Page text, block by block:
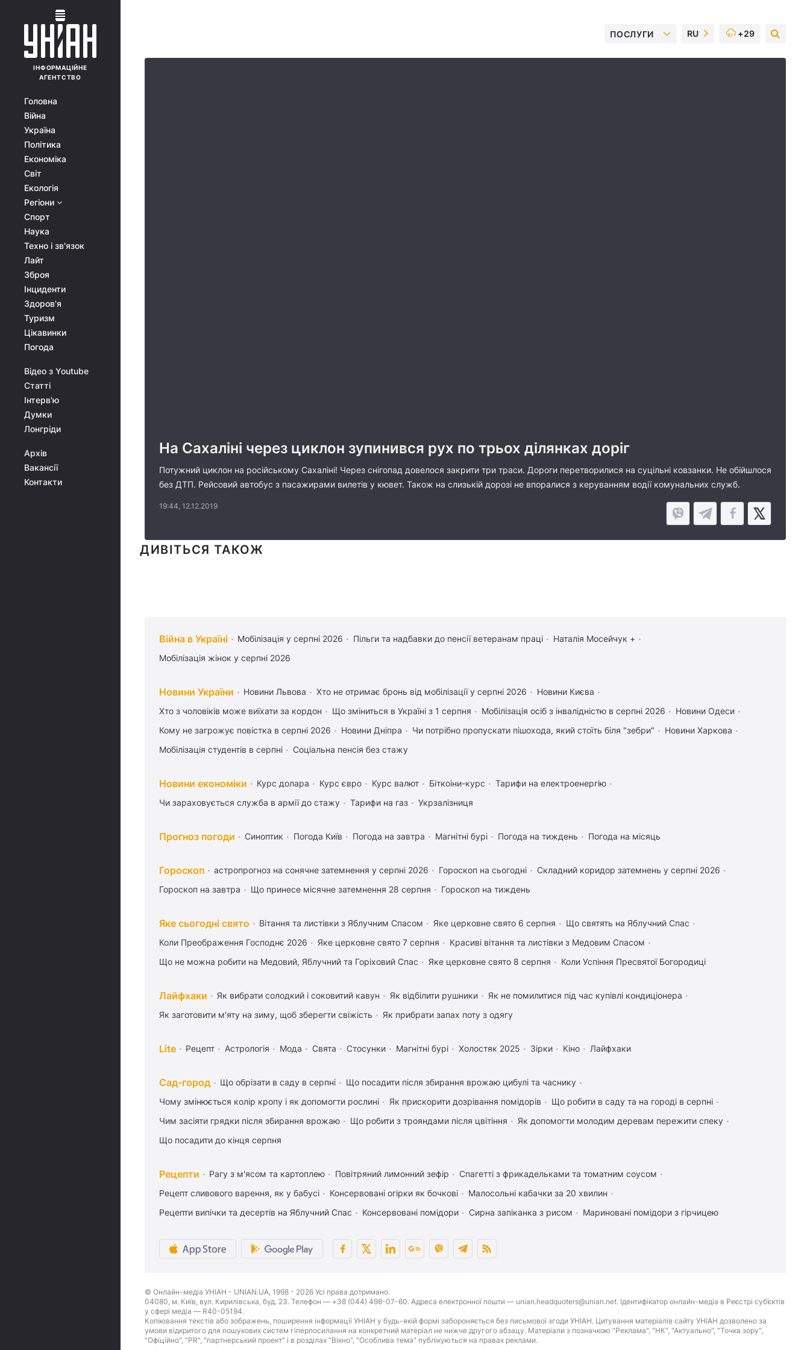
ІНФОРМАЦІЙНЕ
АГЕНТСТВО
Головна
Війна
Україна
Політика
Економіка
Світ
Екологія
Регіони
Спорт
Наука
Техно і зв'язок
Лайт
Зброя
Інциденти
Здоров'я
Туризм
Цікавинки
Погода
Відео з Youtube
Статті
Інтерв'ю
Думки
Лонгріди
Архів
Вакансії
Контакти
ПОСЛУГИ RU +29
На Сахаліні через циклон зупинився рух по трьох ділянках доріг
Потужний циклон на російському Сахаліні! Через снігопад довелося закрити три траси. Дороги перетворилися на суцільні ковзанки. Не обійшлося
без ДТП. Рейсовий автобус з пасажирами вилетів у кювет. Також на слизькій дорозі не впоралися з керуванням водії комунальних служб.
19:44, 12.12.2019
ДИВІТЬСЯ ТАКОЖ
Війна в Україні Мобілізація у серпні 2026 Пільги та надбавки до пенсії ветеранам праці
Наталія Мосейчук +
Мобілізація жінок у серпні 2026
Новини України Новини Львова Хто не отримає бронь від мобілізації у серпні 2026
Новини Києва
Хто з чоловіків може виїхати за кордон
Що зміниться в Україні з 1 серпня Мобілізація осіб з інвалідністю в серпні 2026
Новини Одеси
Кому не загрожує повістка в серпні 2026
Новини Дніпра Чи потрібно пропускати пішохода, який стоїть біля "зебри"
Новини Харкова
Мобілізація студентів в серпні
Соціальна пенсія без стажу
Новини економіки Курс долара Курс євро Курс валют Біткоіни-курс
Тарифи на електроенергію
Чи зараховується служба в армії до стажу
Тарифи на газ Укрзалізниця
Прогноз погоди Синоптик Погода Київ Погода на завтра Магнітні бурі Погода на тиждень Погода на місяць
Гороскоп астропрогноз на сонячне затемнення у серпні 2026 Гороскоп на сьогодні
Складний коридор затемнень у серпні 2026
Гороскоп на завтра
Що принесе місячне затемнення 28 серпня Гороскоп на тиждень
Яке сьогодні свято Вітання та листівки з Яблучним Спасом Яке церковне свято 6 серпня
Що святять на Яблучний Спас
Коли Преображення Господнє 2026
Яке церковне свято 7 серпня
Красиві вітання та листівки з Медовим Спасом
Що не можна робити на Медовий, Яблучний та Горіховий Спас
Яке церковне свято 8 серпня Коли Успіння Пресвятої Богородиці
Лайфхаки Як вибрати солодкий і соковитий кавун Як відбілити рушники
Як не помилитися під час купівлі кондиціонера
Як заготовити м'яту на зиму, щоб зберегти свіжість
Як прибрати запах поту з одягу
Lite Рецепт Астрологія Мода Свята Стосунки Магнітні бурі Холостяк 2025 Зірки Кіно Лайфхаки
Сад-город Що обрізати в саду в серпні
Що посадити після збирання врожаю цибулі та часнику
Чому змінюється колір кропу і як допомогти рослині
Як прискорити дозрівання помідорів
Що робити в саду та на городі в серпні
Чим засіяти грядки після збирання врожаю
Що робити з трояндами після цвітіння
Як допомогти молодим деревам пережити спеку
Що посадити до кінця серпня
Рецепти Рагу з м'ясом та картоплею Повітряний лимонний зефір
Спагетті з фрикадельками та томатним соусом
Рецепт сливового варення, як у бабусі
Консервовані огірки як бочкові
Малосольні кабачки за 20 хвилин
Рецепти випічки та десертів на Яблучний Спас
Консервовані помідори Сирна запіканка з рисом Мариновані помідори з гірчицею
© Онлайн-медіа УНІАН - UNIAN.UA, 1998 - 2026 Усі права дотримано.
04080, м. Київ, вул. Кирилівська, буд. 23. Телефон — +38 (044) 498-07-60. Адреса електронної пошти — unian.headquoters@unian.net. Ідентифікатор онлайн-медіа в Реєстрі суб’єктів
у сфері медіа — R40-05194.
Копіювання текстів або зображень, поширення інформації УНІАН у будь-якій формі забороняється без письмової згоди УНІАН. Цитування матеріалів сайту УНІАН дозволено за
умови відкритого для пошукових систем гіперпосилання на конкретний матеріал не нижче другого абзацу. Матеріали з позначкою "Реклама", "НК", "Актуально", "Точка зору",
"Офіційно", "PR", "партнерський проект" і в розділах "Вікно", "Особлива тема" публікуються на правах реклами.